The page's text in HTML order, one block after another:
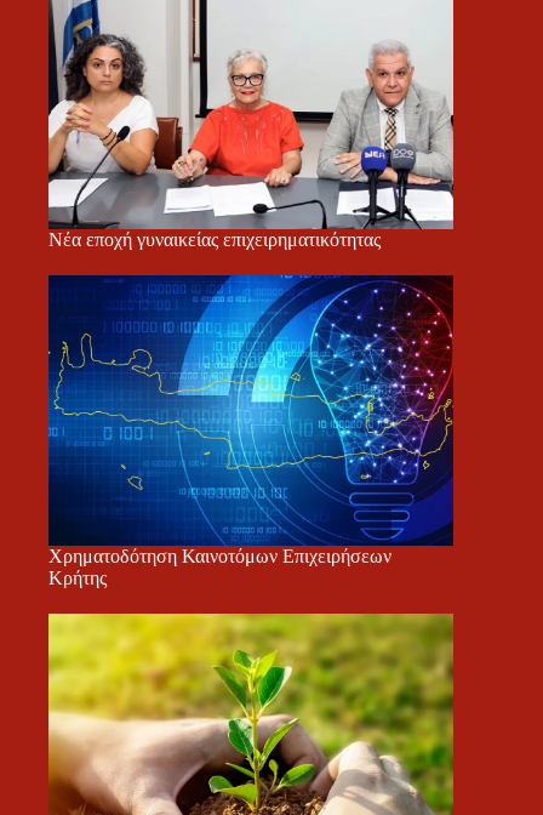
Νέα εποχή γυναικείας επιχειρηματικότητας
Χρηματοδότηση Καινοτόμων Επιχειρήσεων
Κρήτης